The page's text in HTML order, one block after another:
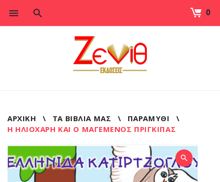
0
ΑΡΧΙΚΉ \ ΤΑ ΒΙΒΛΊΑ ΜΑΣ \ ΠΑΡΑΜΥΘΙ
\
Η ΗΛΙΌΧΑΡΗ ΚΑΙ Ο ΜΑΓΕΜΈΝΟΣ ΠΡΊΓΚΙΠΑΣ